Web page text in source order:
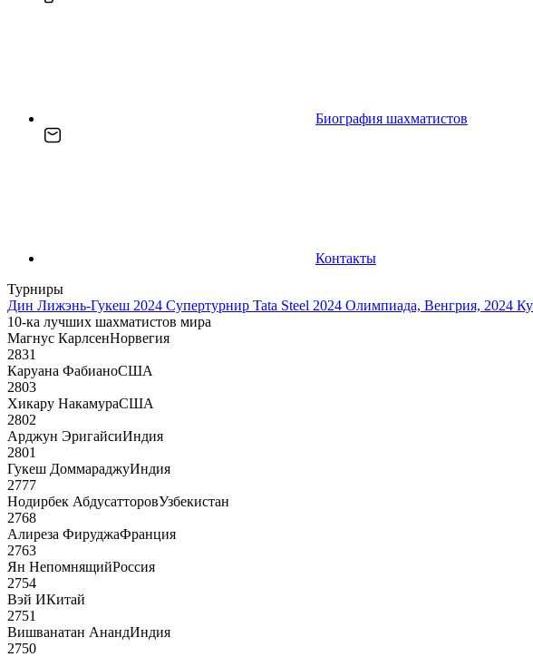
Биография шахматистов
Контакты
Турниры
Дин Лижэнь-Гукеш 2024 Супертурнир Tata Steel 2024 Олимпиада, Венгрия, 2024
10-ка лучших шахматистов мира
Магнус КарлсенНорвегия
2831
Каруана ФабианоСША
2803
Хикару НакамураСША
2802
Арджун ЭригайсиИндия
2801
Гукеш ДоммараджуИндия
2777
Нодирбек АбдусатторовУзбекистан
2768
Алиреза ФируджаФранция
2763
Ян НепомнящийРоссия
2754
Вэй ИКитай
2751
Вишванатан АнандИндия
2750